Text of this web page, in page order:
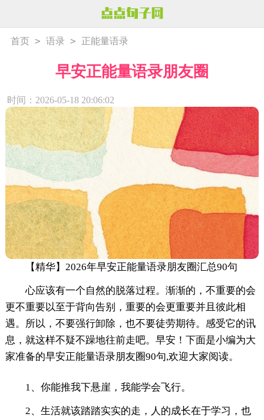
首页 > 语录 > 正能量语录
早安正能量语录朋友圈
时间：2026-05-18 20:06:02
【精华】2026年早安正能量语录朋友圈汇总90句
心应该有一个自然的脱落过程。渐渐的，不重要的会
更不重要以至于背向告别，重要的会更重要并且彼此相
遇。所以，不要强行卸除，也不要徒劳期待。感受它的讯
息，就这样不疑不躁地往前走吧。早安！下面是小编为大
家准备的早安正能量语录朋友圈90句,欢迎大家阅读。
1、你能推我下悬崖，我能学会飞行。
2、生活就该踏踏实实的走，人的成长在于学习，也